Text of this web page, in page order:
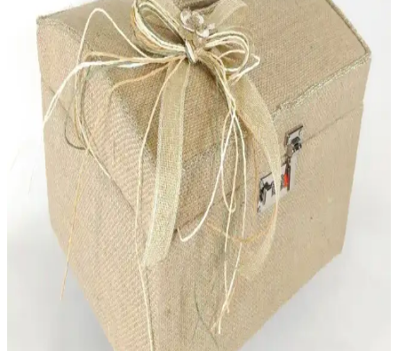
Her iki ürünün özellikleri, kullanım alanları ve kullanıcı
yorumlarıyla en uygun seçeneği belirleyin.
Paşabahçe Puding Saklama Kabı ile Şık ve
Fonksiyonel Mutfak Çözümleri
Paşabahçe puding saklama kabı, estetik ve dayanıklı cam yapısı ile
mutfaklarda çok amaçlı kullanım ve şık sunum imkanı sağlar, düzen
ve hijyen sunar.
Ece Metal Ekmek Sepeti: Dayanıklı ve Şık Mutfak
Saklama Çözümü
Ece Metal Ekmek Sepeti, dayanıklı metal yapısı ve şık tasarımıyla
mutfaklarda hijyenik ve düzenli saklama sağlar. Geniş hacmiyle
günlük ihtiyaçlara uygun, kolay temizlenebilir ve modern görünüm
Ezupack 6'lı Tiramisu Kupası Seti 300 cc Plastik
Şeffaf Kapaklı Sunum Kabı